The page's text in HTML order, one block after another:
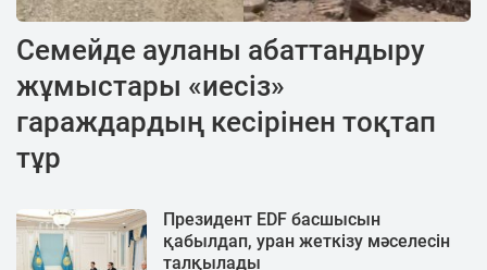
Семейде ауланы абаттандыру
жұмыстары «иесіз»
гараждардың кесірінен тоқтап
тұр
Президент EDF басшысын
қабылдап, уран жеткізу мәселесін
талқылады